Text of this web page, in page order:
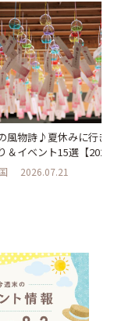
風物詩♪夏休みに行き
＆イベント15選【
2026.07.21